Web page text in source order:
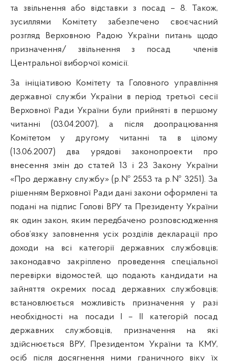
та звільнення або відставки з посад – 8. Також,
зусиллями Комітету забезпечено своєчасний
розгляд Верховною Радою України питань щодо
призначення/ звільнення з посад
членів
Центральної виборчої комісії.
За ініціативою Комітету та Головного управління
державної служби України в період третьої сесії
Верховної Ради України були прийняті в першому
читанні (03.04.2007), а після доопрацювання
Комітетом у другому читанні та в цілому
(13.06.2007) два урядові законопроекти про
внесення змін до статей 13 і 23 Закону України
«Про державну службу» (р.№ 2553 та р.№ 3251). За
рішенням Верховної Ради дані закони оформлені та
подані на підпис Голові ВРУ та Президенту України
як один закон, яким передбачено розповсюдження
обов’язку заповнення усіх розділів декларації про
доходи на всі категорії державних службовців;
законодавчо закріплено проведення спеціальної
перевірки відомостей, що подають кандидати на
зайняття окремих посад державних службовців;
встановлюється можливість призначення у разі
необхідності на посади І – ІІ категорій посад
державних службовців, призначення на які
здійснюється ВРУ, Президентом України та КМУ,
осіб після досягнення ними граничного віку їх